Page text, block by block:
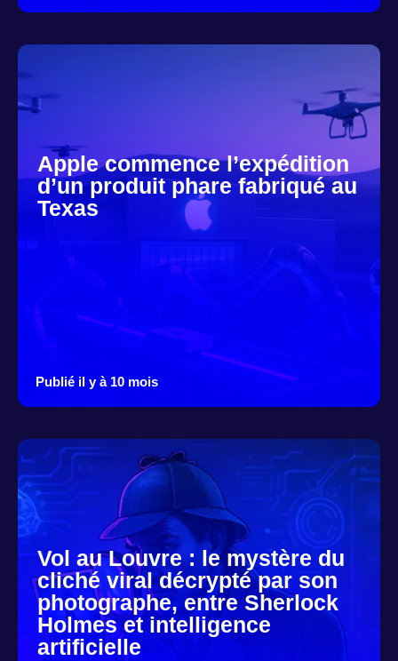
Apple commence l’expédition
d’un produit phare fabriqué au
Texas
Publié il y à 10 mois
Vol au Louvre : le mystère du
cliché viral décrypté par son
photographe, entre Sherlock
Holmes et intelligence
artificielle